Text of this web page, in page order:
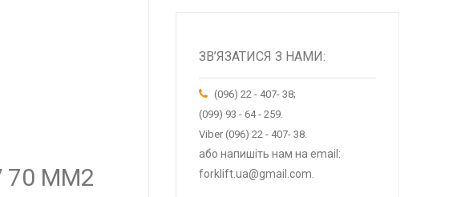
70 ММ2
ЗВ’ЯЗАТИСЯ З НАМИ:
(096) 22 - 407- 38;
(099) 93 - 64 - 259.
Viber (096) 22 - 407- 38.
або напишіть нам на email:
forklift.ua@gmail.com.